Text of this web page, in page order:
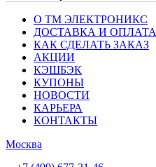
О ТМ ЭЛЕКТРОНИКС
ДОСТАВКА И ОПЛАТА
КАК СДЕЛАТЬ ЗАКАЗ
АКЦИИ
КЭШБЭК
КУПОНЫ
НОВОСТИ
КАРЬЕРА
КОНТАКТЫ
Москва